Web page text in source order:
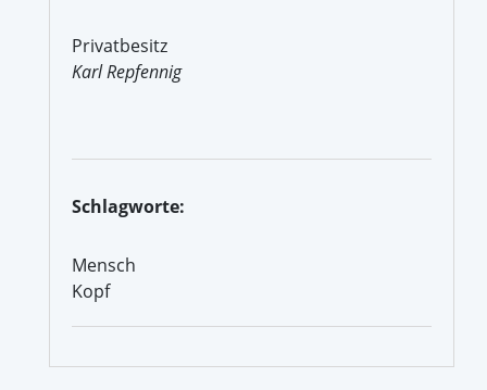
Privatbesitz
Karl Repfennig
Schlagworte:
Mensch
Kopf